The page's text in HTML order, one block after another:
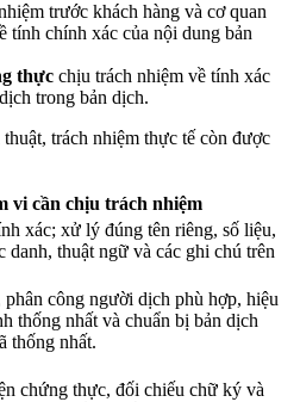
trước khách hàng và cơ quan
tính chính xác của nội dung bản
thực chịu trách nhiệm về tính xác
trong bản dịch.
trách nhiệm thực tế còn được
vi cần chịu trách nhiệm
xác; xử lý đúng tên riêng, số liệu,
danh, thuật ngữ và các ghi chú trên
phân công người dịch phù hợp, hiệu
thống nhất và chuẩn bị bản dịch
thống nhất.
chứng thực, đối chiếu chữ ký và